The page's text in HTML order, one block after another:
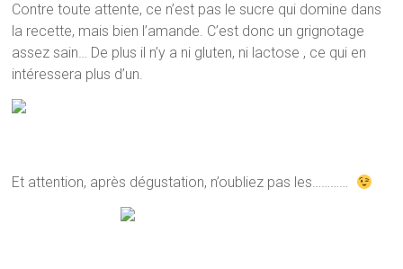
Contre toute attente, ce n’est pas le sucre qui domine dans
la recette, mais bien l’amande. C’est donc un grignotage
assez sain… De plus il n’y a ni gluten, ni lactose , ce qui en
intéressera plus d’un.
Et attention, après dégustation, n’oubliez pas les…………